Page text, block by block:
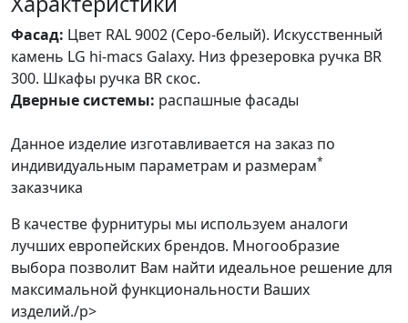
Фасад: Цвет RAL 9002 (Серо-белый). Искусственный
камень LG hi-macs Galaxy. Низ фрезеровка ручка BR
300. Шкафы ручка BR скос.
Дверные системы: распашные фасады
Данное изделие изготавливается на заказ по
индивидуальным параметрам и размерам*
заказчика
В качестве фурнитуры мы используем аналоги
лучших европейских брендов. Многообразие
выбора позволит Вам найти идеальное решение для
максимальной функциональности Ваших
изделий./p>